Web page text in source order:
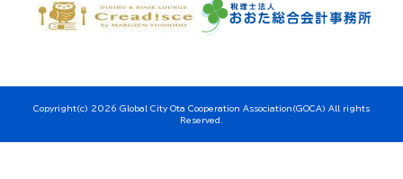
Copyright(c) 2026 Global City Ota Cooperation Association(GOCA) All rights
Reserved.